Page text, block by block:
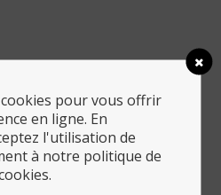
pour vous offrir
en ligne. En
l'utilisation de
à notre politique de